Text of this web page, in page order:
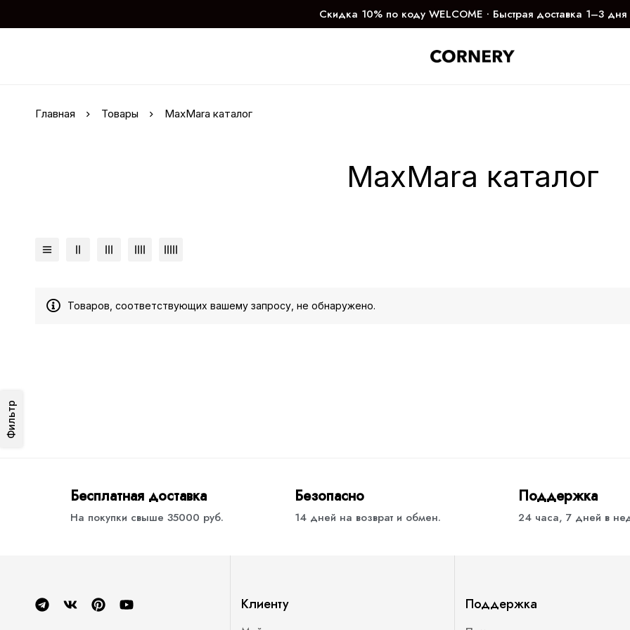
Скидка 10% по коду WELCOME ∙ Быстрая доставка 1–3 дня
Главная Товары MaxMara каталог
MaxMara каталог
Фильтр
Товаров, соответствующих вашему запросу, не обнаружено.
Бесплатная доставка
На покупки свыше 35000 руб.
Безопасно
14 дней на возврат и обмен.
Поддержка
24 часа, 7 дней в
Клиенту Поддержка